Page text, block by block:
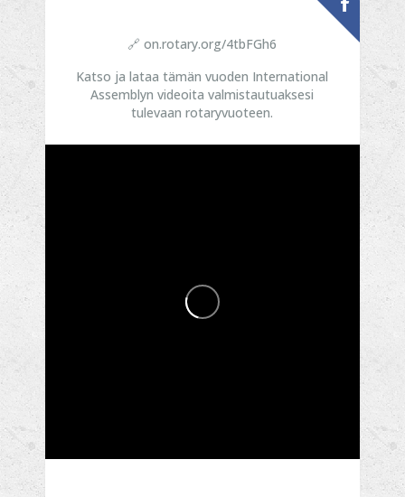
🔗 on.rotary.org/4tbFGh6
Katso ja lataa tämän vuoden International
Assemblyn videoita valmistautuaksesi
tulevaan rotaryvuoteen.